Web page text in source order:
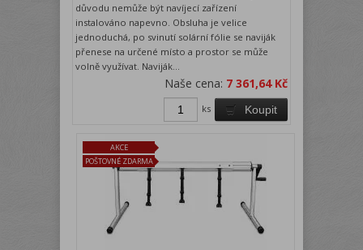
důvodu nemůže být navíjecí zařízení
instalováno napevno. Obsluha je velice
jednoduchá, po svinutí solární fólie se naviják
přenese na určené místo a prostor se může
volně využívat. Naviják...
Naše cena: 7 361,64 Kč
Koupit
ks
AKCE
POŠTOVNÉ ZDARMA